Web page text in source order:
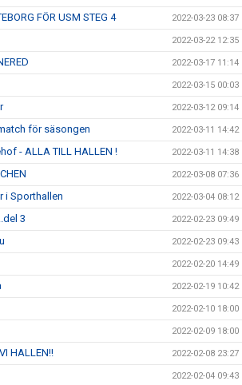
FÖR USM STEG 4 2022-03-23 08:37
2022-03-22 12:35
2022-03-17 11:14
2022-03-15 00:03
2022-03-12 09:14
för säsongen 2022-03-11 14:42
- ALLA TILL HALLEN ! 2022-03-11 14:38
2022-03-08 07:36
i Sporthallen 2022-03-04 08:12
3 2022-02-23 09:49
2022-02-23 09:43
2022-02-20 14:49
2022-02-19 10:42
2022-02-10 18:00
2022-02-09 18:00
HALLEN!! 2022-02-08 23:27
2022-02-04 09:43